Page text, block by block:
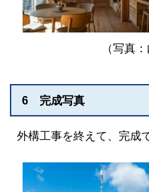
（写真
6 完成写真
外構工事を終えて、完成